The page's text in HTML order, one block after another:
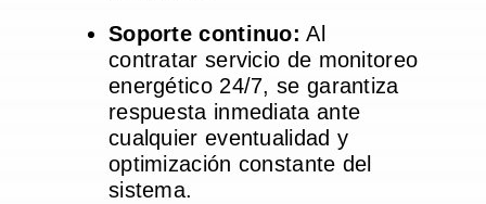
Soporte continuo: Al
contratar servicio de monitoreo
energético 24/7, se garantiza
respuesta inmediata ante
cualquier eventualidad y
optimización constante del
sistema.